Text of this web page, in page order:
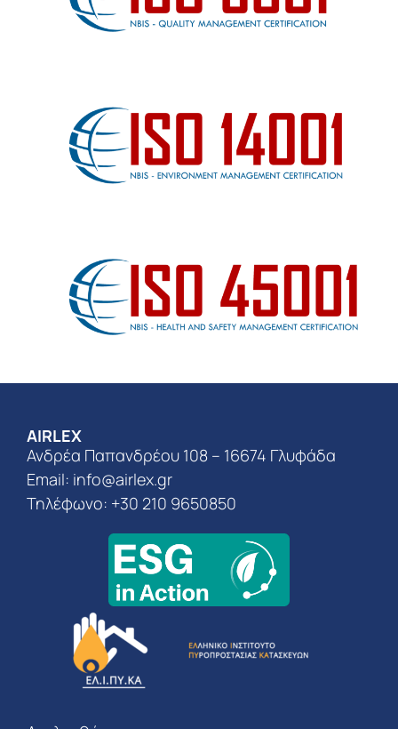
AIRLEX
Ανδρέα Παπανδρέου 108 – 16674 Γλυφάδα
Email: info@airlex.gr
Τηλέφωνο: +30 210 9650850